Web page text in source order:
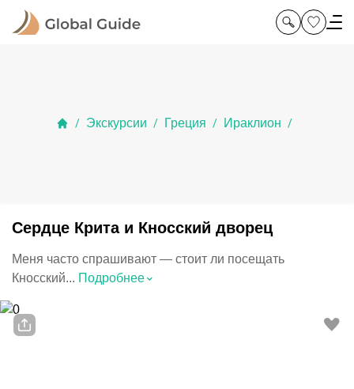
/ Экскурсии / Греция / Ираклион /
Сердце Крита и Кносский дворец
Меня часто спрашивают — стоит ли посещать
Кносский... Подробнее⌃